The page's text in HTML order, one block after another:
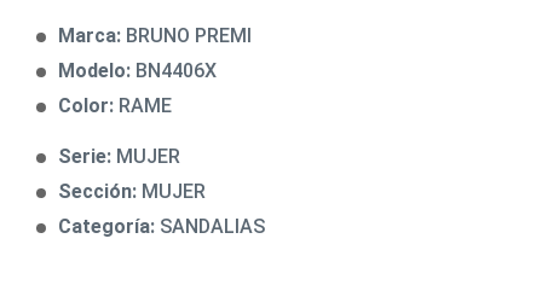
Marca: BRUNO PREMI
Modelo: BN4406X
Color: RAME
Serie: MUJER
Sección: MUJER
Categoría: SANDALIAS